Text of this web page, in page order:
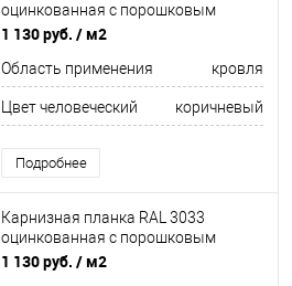
оцинкованная c порошковым
покрытием 0,45мм
1 130 руб. / м2
Область применения кровля
Цвет человеческий коричневый
Подробнее
Карнизная планка RAL 3033
оцинкованная c порошковым
покрытием 0,45мм
1 130 руб. / м2